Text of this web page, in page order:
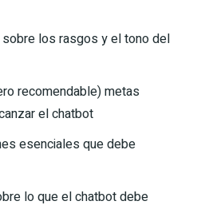
los rasgos y el tono del
recomendable) metas
el chatbot
esenciales que debe
lo que el chatbot debe